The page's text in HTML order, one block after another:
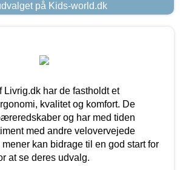
på Kids-world.dk
Livrig.dk har de fastholdt et
kvalitet og komfort. De
og har med tiden
med andre velovervejede
mener kan bidrage til en god start for
at se deres udvalg.